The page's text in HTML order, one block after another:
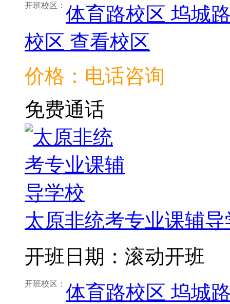
开班校区： 体育路校区 坞城
校区 查看校区
价格：电话咨询
免费通话
太原非统考专业课辅导
开班日期：滚动开班
开班校区： 体育路校区 坞城